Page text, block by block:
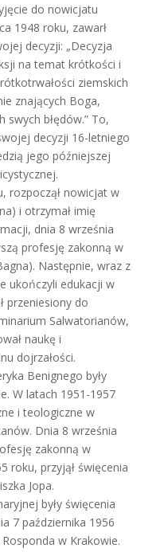
do nowicjatu
1948 roku, zawarł
decyzji: „Decyzja
na temat krótkości i
ziemskich
znających Boga,
swych błędów.” To,
decyzji 16-letniego
jego późniejszej
nowicjat w
i otrzymał imię
dnia 8 września
profesję zakonną w
Następnie, wraz z
ukończyli edukacji w
przeniesiony do
Salwatorianów,
naukę i
dojrzałości.
Benignego były
W latach 1951-1957
i teologiczne w
Dnia 8 września
zakonną w
roku, przyjął święcenia
Jopa.
były święcenia
7 października 1956
w Krakowie.